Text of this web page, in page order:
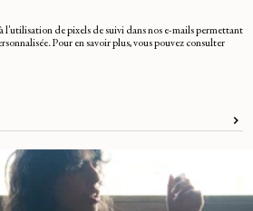
l'utilisation de pixels de suivi dans nos e-mails permettant
Pour en savoir plus, vous pouvez consulter